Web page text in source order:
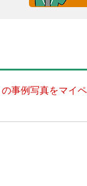
事例写真をマイ